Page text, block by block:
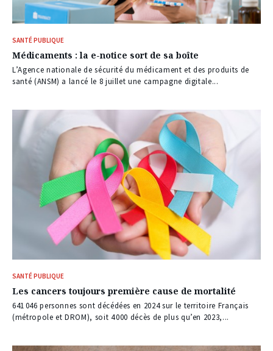
SANTÉ PUBLIQUE
Médicaments : la e-notice sort de sa boîte
L’Agence nationale de sécurité du médicament et des produits de
santé (ANSM) a lancé le 8 juillet une campagne digitale...
SANTÉ PUBLIQUE
Les cancers toujours première cause de mortalité
641 046 personnes sont décédées en 2024 sur le territoire Français
(métropole et DROM), soit 4 000 décès de plus qu’en 2023,...